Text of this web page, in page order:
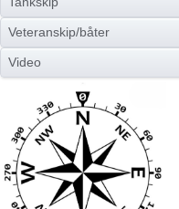
Veteranskip/båter
Video